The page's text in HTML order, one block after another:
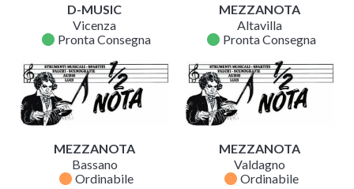
D-MUSIC
Vicenza
fiber_manual_record Pronta Consegna
MEZZANOTA
Altavilla
fiber_manual_record Pronta Consegna
MEZZANOTA
Bassano
fiber_manual_record Ordinabile
MEZZANOTA
Valdagno
fiber_manual_record Ordinabile